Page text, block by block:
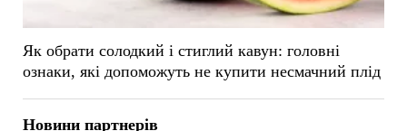
Як обрати солодкий і стиглий кавун: головні
ознаки, які допоможуть не купити несмачний плід
Новини партнерів